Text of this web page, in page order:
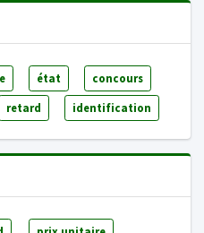
état concours
retard identification